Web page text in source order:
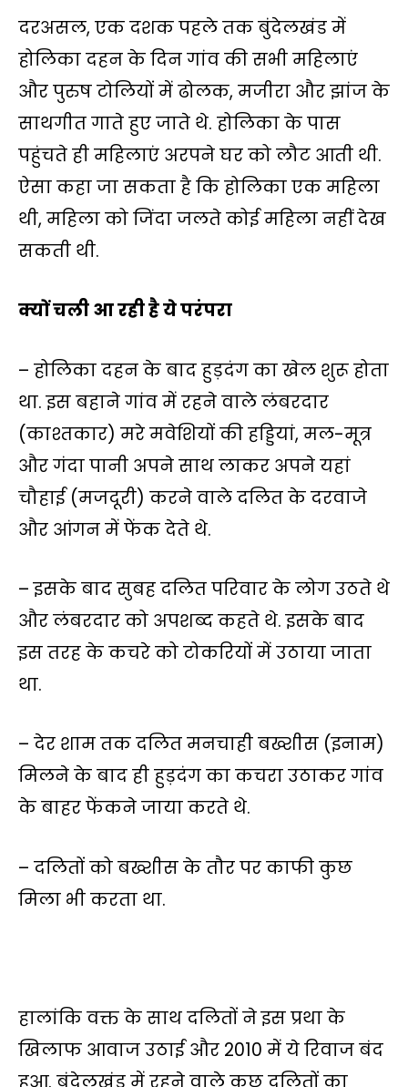
दरअसल, एक दशक पहले तक बुंदेलखंड में
होलिका दहन के दिन गांव की सभी महिलाएं
और पुरुष टोलियों में ढोलक, मजीरा और झांज के
साथगीत गाते हुए जाते थे. होलिका के पास
पहुंचते ही महिलाएं अरपने घर को लौट आती थी.
ऐसा कहा जा सकता है कि होलिका एक महिला
थी, महिला को जिंदा जलते कोई महिला नहीं देख
सकती थी.
क्यों चली आ रही है ये परंपरा
– होलिका दहन के बाद हुड़दंग का खेल शुरू होता
था. इस बहाने गांव में रहने वाले लंबरदार
(काश्तकार) मरे मवेशियों की हड्डियां, मल-मूत्र
और गंदा पानी अपने साथ लाकर अपने यहां
चौहाई (मजदूरी) करने वाले दलित के दरवाजे
और आंगन में फेंक देते थे.
– इसके बाद सुबह दलित परिवार के लोग उठते थे
और लंबरदार को अपशब्द कहते थे. इसके बाद
इस तरह के कचरे को टोकरियों में उठाया जाता
था.
– देर शाम तक दलित मनचाही बख्शीस (इनाम)
मिलने के बाद ही हुड़दंग का कचरा उठाकर गांव
के बाहर फेंकने जाया करते थे.
– दलितों को बख्शीस के तौर पर काफी कुछ
मिला भी करता था.
हालांकि वक्त के साथ दलितों ने इस प्रथा के
खिलाफ आवाज उठाई और 2010 में ये रिवाज बंद